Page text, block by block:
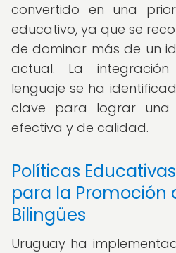
convertido en una
educativo, ya que se
de dominar más de un
actual. La
lenguaje se ha
clave para lograr una
efectiva y de calidad.
Políticas
para la Promoción
Bilingües
Uruguay ha